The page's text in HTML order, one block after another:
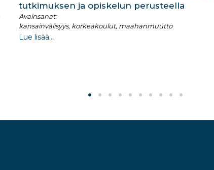
tutkimuksen ja opiskelun perusteella​
Avainsanat:
kansainvälisyys, korkeakoulut, maahanmuutto
Lue lisää...